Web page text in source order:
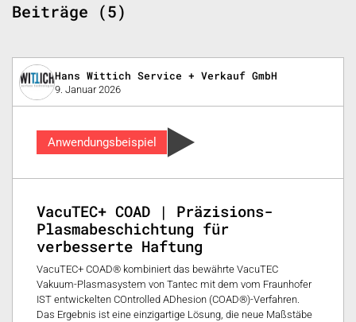
Beiträge (5)
Hans Wittich Service + Verkauf GmbH
9. Januar 2026
Anwendungsbeispiel
VacuTEC+ COAD | Präzisions-
Plasmabeschichtung für
verbesserte Haftung
VacuTEC+ COAD® kombiniert das bewährte VacuTEC
Vakuum-Plasmasystem von Tantec mit dem vom Fraunhofer
IST entwickelten COntrolled ADhesion (COAD®)-Verfahren.
Das Ergebnis ist eine einzigartige Lösung, die neue Maßstäbe